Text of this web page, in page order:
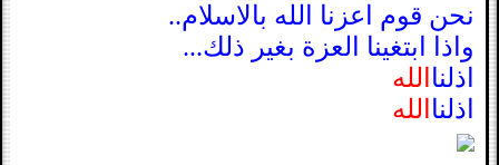
نحن قوم اعزنا الله بالاسلام..
واذا ابتغينا العزة بغير ذلك...
اذلنا الله
اذلنا الله